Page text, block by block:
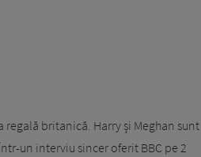
britanică. Harry și Meghan sunt
un interviu sincer oferit BBC pe 2